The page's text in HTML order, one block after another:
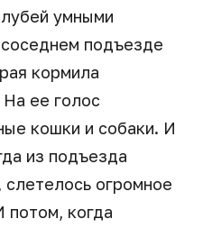
умными
подъезде
кормила
ее голос
кошки и собаки. И
из подъезда
огромное
потом, когда